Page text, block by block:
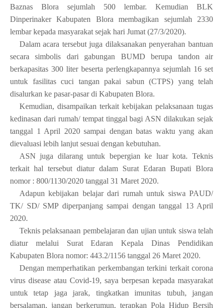
Baznas Blora sejumlah 500 lembar. Kemudian BLK
Dinperinaker Kabupaten Blora membagikan sejumlah 2330
lembar kepada masyarakat sejak hari Jumat (27/3/2020).
Dalam acara tersebut juga dilaksanakan penyerahan bantuan
secara simbolis dari gabungan BUMD berupa tandon air
berkapasitas 300 liter beserta perlengkapannya sejumlah 16 set
untuk fasilitas cuci tangan pakai sabun (CTPS) yang telah
disalurkan ke pasar-pasar di Kabupaten Blora.
Kemudian, disampaikan terkait kebijakan pelaksanaan tugas
kedinasan dari rumah/ tempat tinggal bagi ASN dilakukan sejak
tanggal 1 April 2020 sampai dengan batas waktu yang akan
dievaluasi lebih lanjut sesuai dengan kebutuhan.
ASN juga dilarang untuk bepergian ke luar kota. Teknis
terkait hal tersebut diatur dalam Surat Edaran Bupati Blora
nomor : 800/1130/2020 tanggal 31 Maret 2020.
Adapun kebijakan belajar dari rumah untuk siswa PAUD/
TK/ SD/ SMP diperpanjang sampai dengan tanggal 13 April
2020.
Teknis pelaksanaan pembelajaran dan ujian untuk siswa telah
diatur melalui Surat Edaran Kepala Dinas Pendidikan
Kabupaten Blora nomor: 443.2/1156 tanggal 26 Maret 2020.
Dengan memperhatikan perkembangan terkini terkait corona
virus disease atau Covid-19, saya berpesan kepada masyarakat
untuk tetap jaga jarak, tingkatkan imunitas tubuh, jangan
bersalaman, jangan berkerumun, terapkan Pola Hidup Bersih